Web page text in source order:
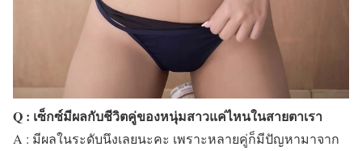
Q : เซ็กซ์มีผลกับชีวิตคู่ของหนุ่มสาวแค่ไหนในสายตาเรา
A : มีผลในระดับนึงเลยนะคะ เพราะหลายคู่ก็มีปัญหามาจาก